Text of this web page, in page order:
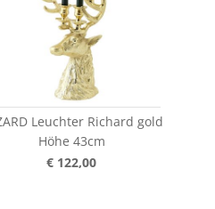
Leuchter Richard gold
Höhe 43cm
€ 122,00